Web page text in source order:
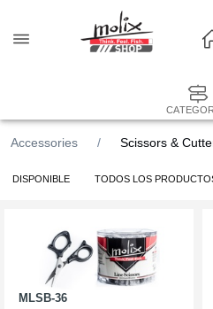
Accessories Scissors &
DISPONIBLE TODOS LOS
MLSB-36